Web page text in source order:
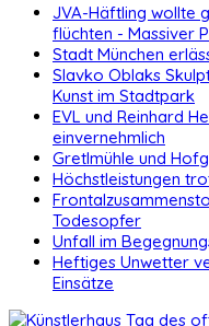
JVA-Häftling wollte
flüchten - Massiver
Stadt München
Slavko Oblaks
Kunst im Stadtpark
EVL und Reinhard
einvernehmlich
Gretlmühle und
Höchstleistungen
Todesopfer
Unfall im
Heftiges Unwetter
Einsätze